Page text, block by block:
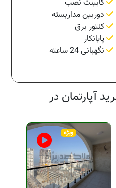
کابینت نصب
دوربین مداربسته
کنتور برق
پایانکار
نگهبانی 24 ساعته
آپارتمان در
ویژه